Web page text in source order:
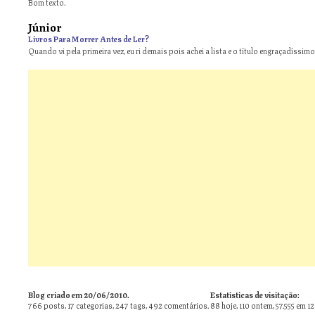
Júnior
Livros Para Morrer Antes de Ler?
Quando vi pela primeira vez, eu ri demais pois achei a lista e o título
Blog criado em 20/06/2010.
766posts,17 categorias,247tags,492comentários.
Estatísticas de visitação:
88 hoje, 110 ontem, 57.555 em